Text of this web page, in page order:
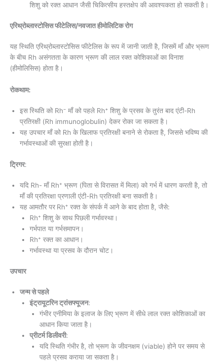
शिशु को रक्त आधान जैसी चिकित्सीय हस्तक्षेप की आवश्यकता हो सकती है।
एरिथ्रोब्लास्टोसिस फीटेलिस/नवजात हीमोलिटिक रोग
यह स्थिति एरिथ्रोब्लास्टोसिस फीटेलिस के रूप में जानी जाती है, जिसमें माँ और भ्रूण
के बीच Rh असंगतता के कारण भ्रूण की लाल रक्त कोशिकाओं का विनाश
(हीमोलिसिस) होता है।
रोकथाम:
इस स्थिति को Rh⁻ माँ को पहले Rh⁺ शिशु के प्रसव के तुरंत बाद एंटी-Rh
प्रतिरक्षी (Rh immunoglobulin) देकर रोका जा सकता है।
यह उपचार माँ को Rh के खिलाफ प्रतिरक्षी बनाने से रोकता है, जिससे भविष्य की
गर्भावस्थाओं की सुरक्षा होती है।
ट्रिगर:
यदि Rh- माँ Rh⁺ भ्रूण (पिता से विरासत में मिला) को गर्भ में धारण करती है, तो
माँ की प्रतिरक्षा प्रणाली एंटी-Rh प्रतिरक्षी बना सकती है।
यह आमतौर पर Rh⁺ रक्त के संपर्क में आने के बाद होता है, जैसे:
Rh⁺ शिशु के साथ पिछली गर्भावस्था।
गर्भपात या गर्भसमापन।
Rh⁺ रक्त का आधान।
गर्भावस्था या प्रसव के दौरान चोट।
उपचार
जन्म से पहले
इंट्रायूटरिन ट्रांसफ्यूजन:
गंभीर एनीमिया के इलाज के लिए भ्रूण में सीधे लाल रक्त कोशिकाओं का
आधान किया जाता है।
प्रीटर्म डिलीवरी:
यदि स्थिति गंभीर है, तो भ्रूण के जीवनक्षम (viable) होने पर समय से
पहले प्रसव कराया जा सकता है।